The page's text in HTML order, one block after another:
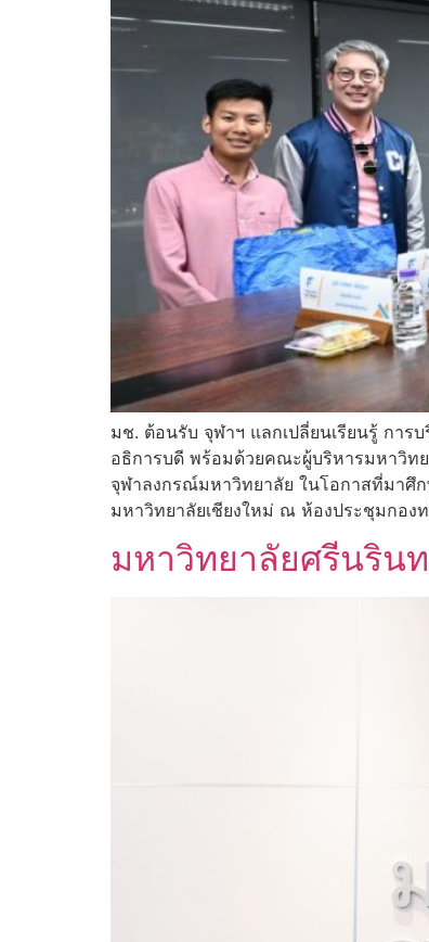
มช. ต้อนรับ จุฬาฯ แลกเปลี่ยนเรียนรู้ กา
อธิการบดี พร้อมด้วยคณะผู้บริหารมหาวิท
จุฬาลงกรณ์มหาวิทยาลัย ในโอกาสที่มาศึ
มหาวิทยาลัยเชียงใหม่ ณ ห้องประชุมกอ
มหาวิทยาลัยศรีนริน